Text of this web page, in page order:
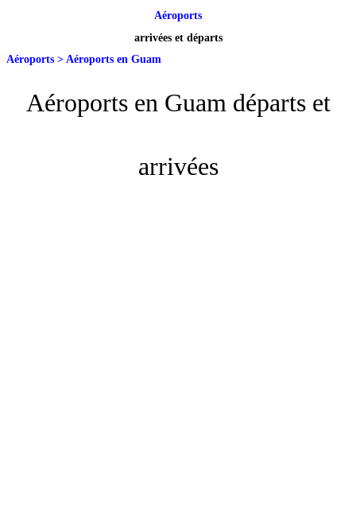
Aéroports
arrivées et départs
Aéroports > Aéroports en Guam
Aéroports en Guam départs et
arrivées